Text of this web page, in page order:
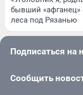
бывший «афганец»
леса под Рязанью
Подписаться на
Сообщить